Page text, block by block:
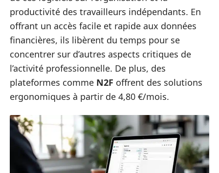
productivité des travailleurs indépendants. En
offrant un accès facile et rapide aux données
financières, ils libèrent du temps pour se
concentrer sur d’autres aspects critiques de
l’activité professionnelle. De plus, des
plateformes comme N2F offrent des solutions
ergonomiques à partir de 4,80 €/mois.